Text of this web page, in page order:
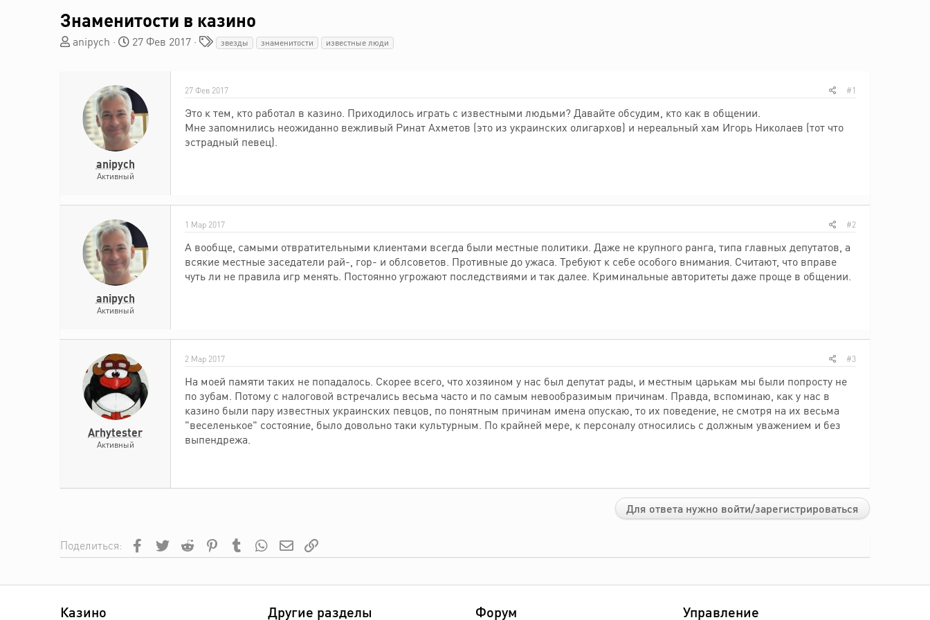
Знаменитости в казино
А
anipych
Д
н
а
ч
а
л
а
27 Фев 2017
Тзвезды знаменитости известные люди
anipych
Активный
27 Фев 2017 #1
Это к тем, кто работал в казино. Приходилось играть с известными людьми? Давайте обсудим, кто как в общении.
Мне запомнились неожиданно вежливый Ринат Ахметов (это из украинских олигархов) и нереальный хам Игорь Николаев (тот что
эстрадный певец).
anipych
Активный
1 Мар 2017 #2
А вообще, самыми отвратительными клиентами всегда были местные политики. Даже не крупного ранга, типа главных депутатов, а
всякие местные заседатели рай-, гор- и облсоветов. Противные до ужаса. Требуют к себе особого внимания. Считают, что вправе
чуть ли не правила игр менять. Постоянно угрожают последствиями и так далее. Криминальные авторитеты даже проще в общении.
Arhytester
Активный
2 Мар 2017 #3
На моей памяти таких не попадалось. Скорее всего, что хозяином у нас был депутат рады, и местным царькам мы были попросту не
по зубам. Потому с налоговой встречались весьма часто и по самым невообразимым причинам. Правда, вспоминаю, как у нас в
казино были пару известных украинских певцов, по понятным причинам имена опускаю, то их поведение, не смотря на их весьма
"веселенькое" состояние, было довольно таки культурным. По крайней мере, к персоналу относились с должным уважением и без
выпендрежа.
Для ответа нужно войти/зарегистрироваться
Поделиться: Facebook
Twitter Reddit PinterestTumblrWhatsAppЭлектронная почта
Казино Другие разделы Форум Управление